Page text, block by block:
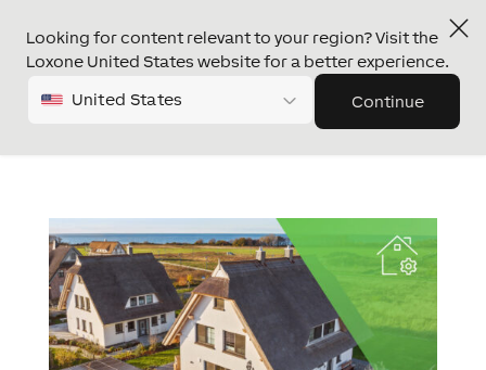
Looking for content relevant to your region? Visit the
Loxone United States website for a better experience.
United States Continue